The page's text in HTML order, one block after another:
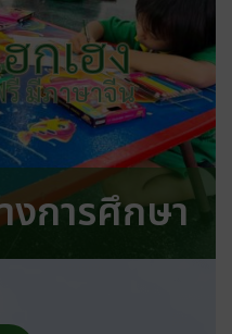
กเฮง
รี มีภาษาจีน
การศึกษา